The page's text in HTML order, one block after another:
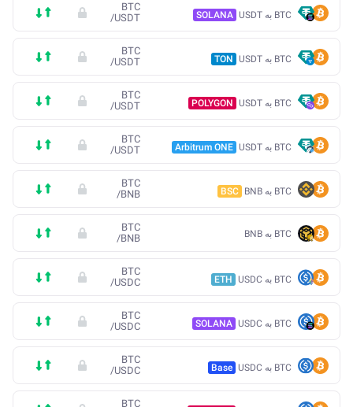
BTC به USDT SOLANA
BTC
/USDT
BTC به USDT TON
BTC
/USDT
BTC به USDT POLYGON
BTC
/USDT
BTC به USDT Arbitrum ONE
BTC
/USDT
BTC به BNB BSC
BTC
/BNB
BTC به BNB
BTC
/BNB
BTC به USDC ETH
BTC
/USDC
BTC به USDC SOLANA
BTC
/USDC
BTC به USDC Base
BTC
/USDC
BTC